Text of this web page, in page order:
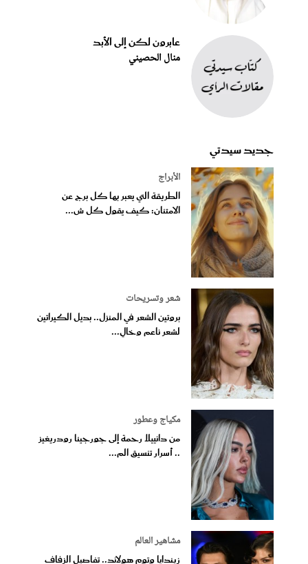
عابرون لكن إلى الأبد
منال الحصيني
جديد سيدتي
الأبراج
الطريقة التي يعبر بها كل برج عن
الامتنان: كيف يقول كل ش...
شعر وتسريحات
بروتين الشعر في المنزل.. بديل الكيراتين
لشعر ناعم وخالٍ...
مكياج وعطور
من دانييلا رحمة إلى جورجينا رودريغيز
.. أسرار تنسيق الم...
مشاهير العالم
زيندايا وتوم هولاند.. تفاصيل الزفاف